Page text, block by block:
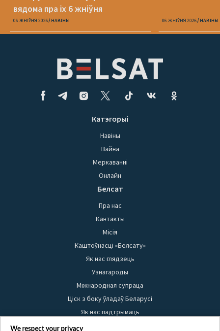
вядома пра іх 6 жніўня
06 ЖНІЎНЯ 2026 НАВІНЫ 06 ЖНІЎНЯ 2026 НАВІНЫ
Катэгорыі
Навіны
Вайна
Меркаванні
Онлайн
Белсат
Пра нас
Кантакты
Місія
Каштоўнасці «Белсату»
Як нас глядзець
Узнагароды
Міжнародная супраца
Ціск з боку ўладаў Беларусі
Як нас падтрымаць
Правілы выкарыстання матэрыялаў
We respect your privacy